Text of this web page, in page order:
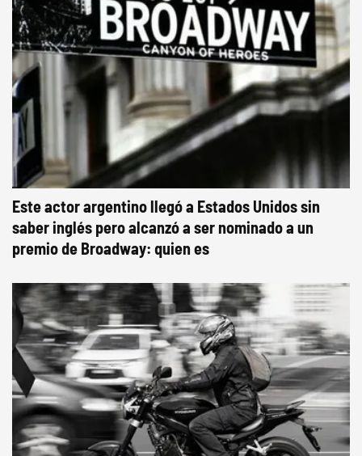
Este actor argentino llegó a Estados Unidos sin
saber inglés pero alcanzó a ser nominado a un
premio de Broadway: quien es